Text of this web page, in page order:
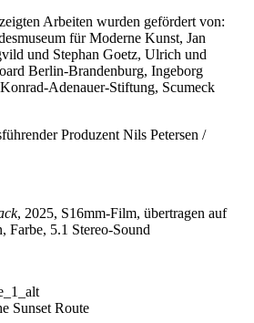
Arbeiten wurden gefördert von:
für Moderne Kunst, Jan
und Stephan Goetz, Ulrich und
Berlin-Brandenburg, Ingeborg
Adenauer-Stiftung, Scumeck
Produzent Nils Petersen /
, 2025, S16mm-Film, übertragen auf
5.1 Stereo-Sound
Sunset Route